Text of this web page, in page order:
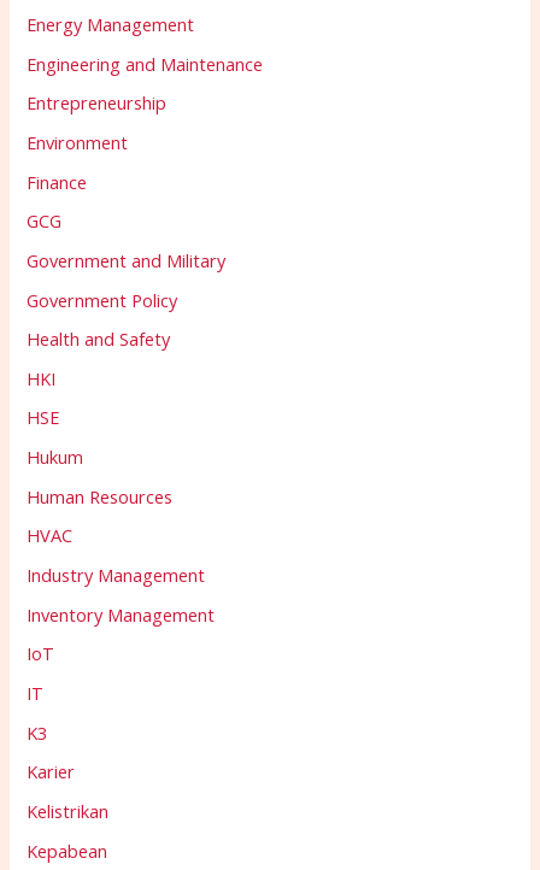
Energy Management
Engineering and Maintenance
Entrepreneurship
Environment
Finance
GCG
Government and Military
Government Policy
Health and Safety
HKI
HSE
Hukum
Human Resources
HVAC
Industry Management
Inventory Management
IoT
IT
K3
Karier
Kelistrikan
Kepabean